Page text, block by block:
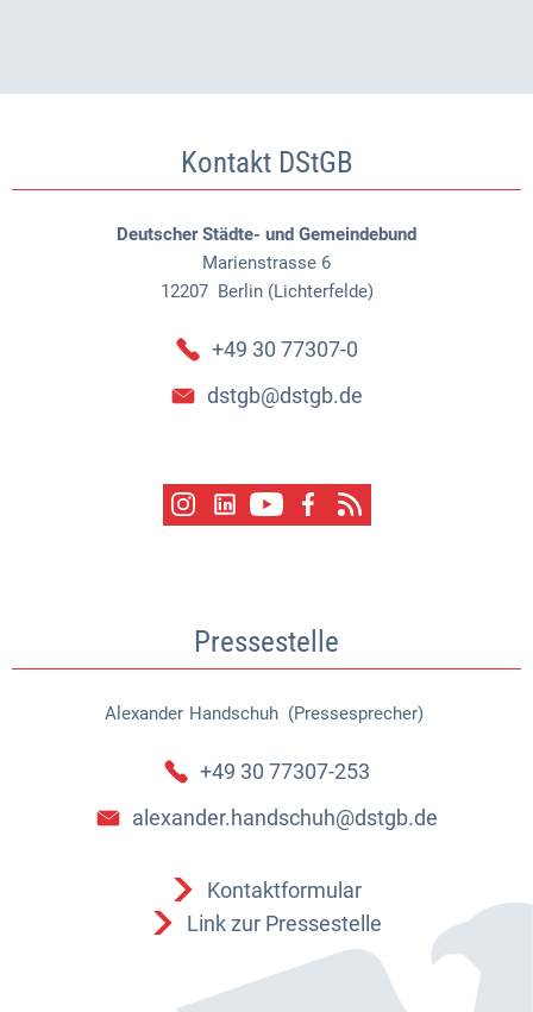
Kontakt DStGB
Deutscher Städte- und Gemeindebund
Marienstrasse 6
12207 Berlin (Lichterfelde)
+49 30 77307-0
dstgb@dstgb.de
Pressestelle
Alexander Handschuh (Pressesprecher)
Alexander Handschuh
+49 30 77307-253
alexander.handschuh@dstgb.de
Kontaktformular
Link zur Pressestelle